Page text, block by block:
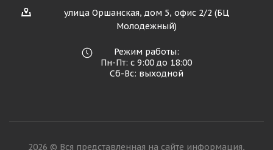
улица Оршанская, дом 5, офис 2/2 (БЦ
Молодежный)
Режим работы:
Пн-Пт: с 9:00 до 18:00
Сб-Вс: выходной
2026 © Вся представленная на сайте информация,